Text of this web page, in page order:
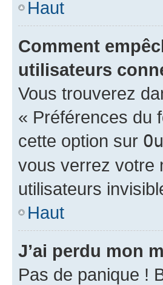
Haut
Comment
utilisateurs
Vous trouverez
« Préférences du
cette option sur
vous verrez votre
utilisateurs
Haut
J’ai perdu mon
Pas de panique !